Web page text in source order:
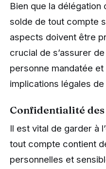
Bien que la délégation
solde de tout compte
aspects doivent être
crucial de s’assurer
personne mandatée
implications légales
Confidentialité
Il est vital de garder à
tout compte contient
personnelles et